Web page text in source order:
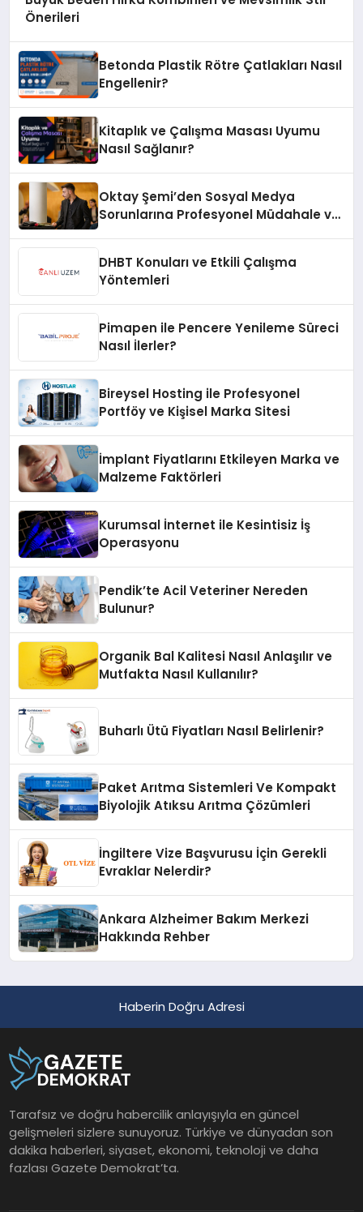
Önerileri
Betonda Plastik Rötre Çatlakları Nasıl
Engellenir?
Kitaplık ve Çalışma Masası Uyumu
Nasıl Sağlanır?
Oktay Şemi’den Sosyal Medya
Sorunlarına Profesyonel Müdahale ve
DHBT Konuları ve Etkili Çalışma
Yöntemleri
Pimapen ile Pencere Yenileme Süreci
Nasıl İlerler?
Bireysel Hosting ile Profesyonel
Portföy ve Kişisel Marka Sitesi
İmplant Fiyatlarını Etkileyen Marka ve
Malzeme Faktörleri
Kurumsal İnternet ile Kesintisiz İş
Operasyonu
Pendik’te Acil Veteriner Nereden
Bulunur?
Organik Bal Kalitesi Nasıl Anlaşılır ve
Mutfakta Nasıl Kullanılır?
Buharlı Ütü Fiyatları Nasıl Belirlenir?
Paket Arıtma Sistemleri Ve Kompakt
Biyolojik Atıksu Arıtma Çözümleri
İngiltere Vize Başvurusu İçin Gerekli
Evraklar Nelerdir?
Ankara Alzheimer Bakım Merkezi
Hakkında Rehber
Haberin Doğru Adresi
Tarafsız ve doğru habercilik anlayışıyla en güncel
gelişmeleri sizlere sunuyoruz. Türkiye ve dünyadan son
dakika haberleri, siyaset, ekonomi, teknoloji ve daha
fazlası Gazete Demokrat’ta.